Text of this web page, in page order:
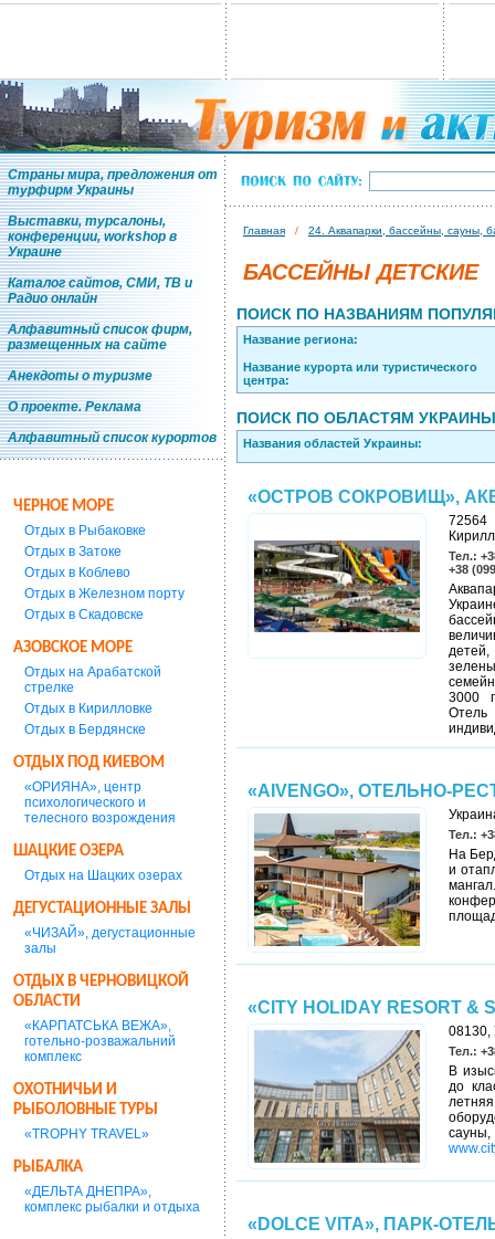
Страны мира, предложения от
турфирм Украины
Выставки, турсалоны,
конференции, workshop в
Украине
Каталог сайтов, СМИ, ТВ и
Радио онлайн
Алфавитный список фирм,
размещенных на сайте
Анекдоты о туризме
О проекте. Реклама
Алфавитный список курортов
ЧЕРНОЕ МОРЕ
Отдых в Рыбаковке
Отдых в Затоке
Отдых в Коблево
Отдых в Железном порту
Отдых в Скадовске
АЗОВСКОЕ МОРЕ
Отдых на Арабатской
стрелке
Отдых в Кирилловке
Отдых в Бердянске
ОТДЫХ ПОД КИЕВОМ
«ОРИЯНА», центр
психологического и
телесного возрождения
ШАЦКИЕ ОЗЕРА
Отдых на Шацких озерах
ДЕГУСТАЦИОННЫЕ ЗАЛЫ
«ЧИЗАЙ», дегустационные
залы
ОТДЫХ В ЧЕРНОВИЦКОЙ
ОБЛАСТИ
«КАРПАТСЬКА ВЕЖА»,
готельно-розважальний
комплекс
ОХОТНИЧЬИ И
РЫБОЛОВНЫЕ ТУРЫ
«TROPHY TRAVEL»
РЫБАЛКА
«ДЕЛЬТА ДНЕПРА»,
комплекс рыбалки и отдыха
Главная / 24. Аквапарки, бассейны, сауны,
БАССЕЙНЫ ДЕТСКИЕ
ПОИСК ПО НАЗВАНИЯМ
Название региона:
Название курорта или туристического
центра:
ПОИСК ПО ОБЛАСТЯМ УКРАИНЫ
Названия областей Украины:
«ОСТРОВ СОКРОВИЩ»,
72564
Тел.:
+38
3000
«AIVENGO», ОТЕЛЬНО-
Тел.:
На
и
«CITY HOLIDAY RESORT &
08130,
Тел.:
В
до
«DOLCE VITA», ПАРК-